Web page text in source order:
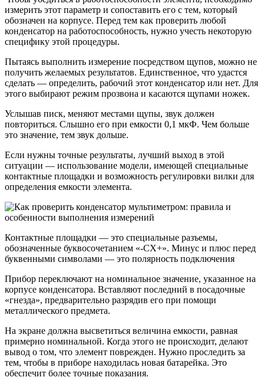
измерить этот параметр и сопоставить его с тем, который
обозначен на корпусе. Перед тем как проверить любой
конденсатор на работоспособность, нужно учесть некоторую
специфику этой процедуры.
Пытаясь выполнить измерение посредством щупов, можно не
получить желаемых результатов. Единственное, что удастся
сделать — определить, рабочий этот конденсатор или нет. Для
этого выбирают режим прозвона и касаются щупами ножек.
Услышав писк, меняют местами щупы, звук должен
повториться. Слышно его при емкости 0,1 мкФ. Чем больше
это значение, тем звук дольше.
Если нужны точные результаты, лучший выход в этой
ситуации — использование модели, имеющей специальные
контактные площадки и возможность регулировки вилки для
определения емкости элемента.
Контактные площадки — это специальные разъемы,
обозначенные буквосочетанием «-СХ+». Минус и плюс перед
буквенными символами — это полярность подключения
Прибор переключают на номинальное значение, указанное на
корпусе конденсатора. Вставляют последний в посадочные
«гнезда», предварительно разрядив его при помощи
металлического предмета.
На экране должна высветиться величина емкости, равная
примерно номинальной. Когда этого не происходит, делают
вывод о том, что элемент поврежден. Нужно проследить за
тем, чтобы в приборе находилась новая батарейка. Это
обеспечит более точные показания.